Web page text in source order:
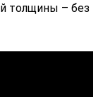
толщины – без